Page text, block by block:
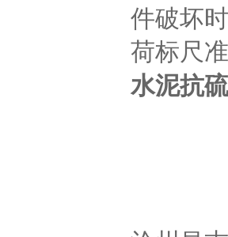
件破坏
荷标尺
水泥抗